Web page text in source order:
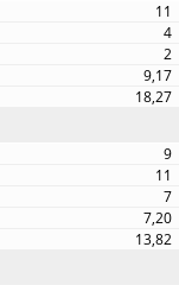
11
4
2
9,17
18,27
9
11
7
7,20
13,82